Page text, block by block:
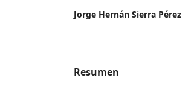
Jorge Hernán Sierra Pérez
Resumen